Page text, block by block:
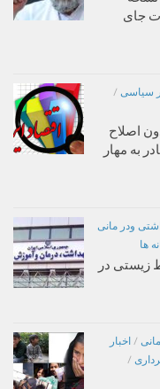
جای
سیاسی /
اصلاح
به مهار
ودر مانی
ها
زیستی در
/ اخبار
/